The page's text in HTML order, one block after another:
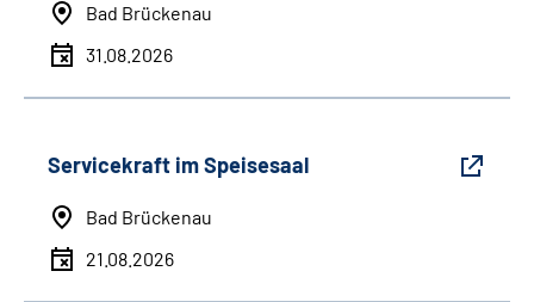
Bad Brückenau
31.08.2026
Servicekraft im Speisesaal
Bad Brückenau
21.08.2026